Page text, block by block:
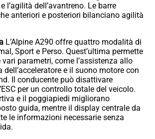
l’agilità dell’avantreno. Le barre
anteriori e posteriori bilanciano agilità
L’Alpine A290 offre quattro modalità di
Sport e Perso. Quest’ultima permette
parametri, come l’assistenza allo
dell’acceleratore e il suono motore con
Il conducente può disattivare
per un controllo totale del veicolo.
e il poggiapiedi migliorano
guida, mentre il display centrale da
le informazioni necessarie senza